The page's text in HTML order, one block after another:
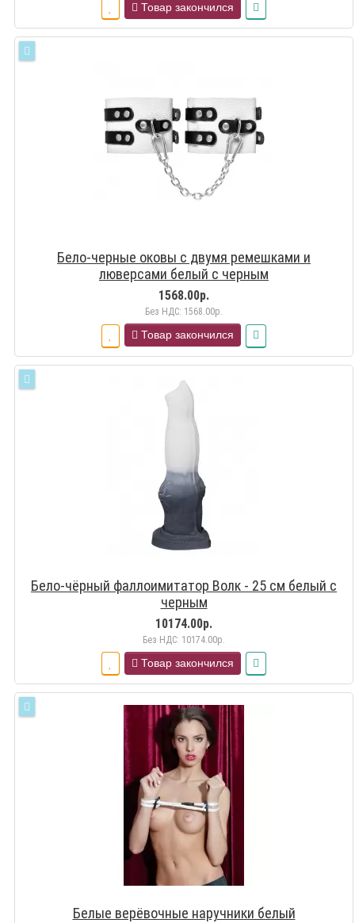
Товар закончился
Бело-черные оковы с двумя ремешками и
люверсами белый с черным
1568.00р.
Без НДС: 1568.00р.
Товар закончился
Бело-чёрный фаллоимитатор Волк - 25 см белый с
черным
10174.00р.
Без НДС: 10174.00р.
Товар закончился
Белые верёвочные наручники белый